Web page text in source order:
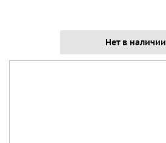
Нет в наличии